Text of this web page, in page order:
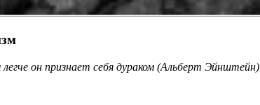
он признает себя дураком (Альберт Эйнштейн)